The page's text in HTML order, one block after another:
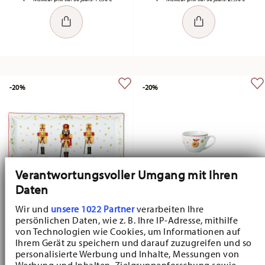
Verantwortungsvoller Umgang mit Ihren
Daten
Wir und unsere 1022 Partnerverarbeiten Ihre
persönlichen Daten, wie z. B. Ihre IP-Adresse, mithilfe
von Technologien wie Cookies, um Informationen auf
Ihrem Gerät zu speichern und darauf zuzugreifen und so
personalisierte Werbung und Inhalte, Messungen von
Christmas Love Christmas Love
Plat angulaire 36 cm
27,92 €Price reduced from
34,90 €to
-20%
Christmas Love Christmas Love
Tasse à expresso seule
6,32 €Price reduced
7,90 €to
-20%